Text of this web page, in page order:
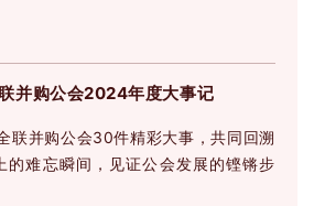
并购公会2024年度大事记
联并购公会30件精彩大事，共同回溯
的难忘瞬间，见证公会发展的铿锵步